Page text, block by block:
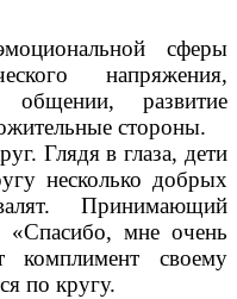
сферы
напряжения,
развитие
стороны.
Глядя в глаза, дети
несколько добрых
Принимающий
«Спасибо, мне очень
комплимент своему
по кругу.